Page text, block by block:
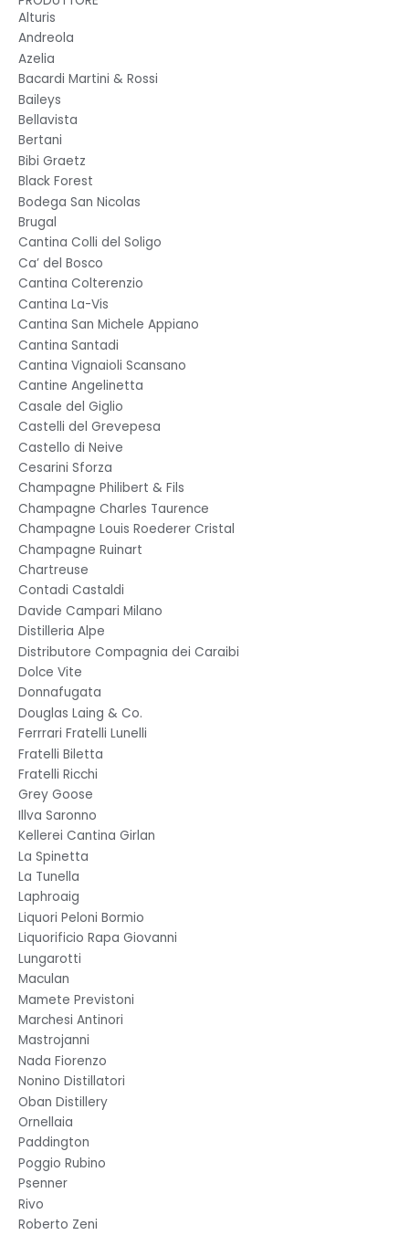
Alturis
Andreola
Azelia
Bacardi Martini & Rossi
Baileys
Bellavista
Bertani
Bibi Graetz
Black Forest
Bodega San Nicolas
Brugal
Cantina Colli del Soligo
Ca’ del Bosco
Cantina Colterenzio
Cantina La-Vis
Cantina San Michele Appiano
Cantina Santadi
Cantina Vignaioli Scansano
Cantine Angelinetta
Casale del Giglio
Castelli del Grevepesa
Castello di Neive
Cesarini Sforza
Champagne Philibert & Fils
Champagne Charles Taurence
Champagne Louis Roederer Cristal
Champagne Ruinart
Chartreuse
Contadi Castaldi
Davide Campari Milano
Distilleria Alpe
Distributore Compagnia dei Caraibi
Dolce Vite
Donnafugata
Douglas Laing & Co.
Ferrrari Fratelli Lunelli
Fratelli Biletta
Fratelli Ricchi
Grey Goose
Illva Saronno
Kellerei Cantina Girlan
La Spinetta
La Tunella
Laphroaig
Liquori Peloni Bormio
Liquorificio Rapa Giovanni
Lungarotti
Maculan
Mamete Previstoni
Marchesi Antinori
Mastrojanni
Nada Fiorenzo
Nonino Distillatori
Oban Distillery
Ornellaia
Paddington
Poggio Rubino
Psenner
Rivo
Roberto Zeni